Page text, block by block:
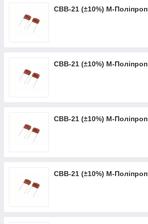
струму і в імпульсних режимах
CBB-21 (±10%) M-
CBB-21 (±10%) M-
CBB-21 (±10%) M-
CBB-21 (±10%) M-